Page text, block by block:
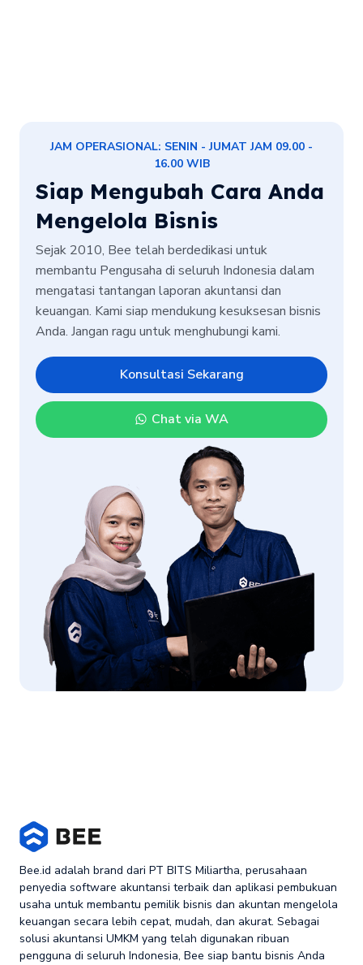
JAM OPERASIONAL: SENIN - JUMAT JAM 09.00 -
16.00 WIB
Siap Mengubah Cara Anda
Mengelola Bisnis
Sejak 2010, Bee telah berdedikasi untuk
membantu Pengusaha di seluruh Indonesia dalam
mengatasi tantangan laporan akuntansi dan
keuangan. Kami siap mendukung kesuksesan bisnis
Anda. Jangan ragu untuk menghubungi kami.
Konsultasi Sekarang
Chat via WA
Bee.id adalah brand dari PT BITS Miliartha, perusahaan
penyedia software akuntansi terbaik dan aplikasi pembukuan
usaha untuk membantu pemilik bisnis dan akuntan mengelola
keuangan secara lebih cepat, mudah, dan akurat. Sebagai
solusi akuntansi UMKM yang telah digunakan ribuan
pengguna di seluruh Indonesia, Bee siap bantu bisnis Anda